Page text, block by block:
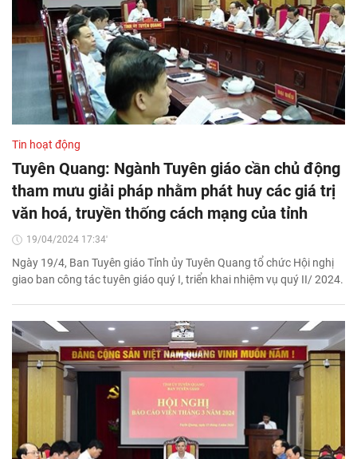
Tin hoạt động
Tuyên Quang: Ngành Tuyên giáo cần chủ động
tham mưu giải pháp nhằm phát huy các giá trị
văn hoá, truyền thống cách mạng của tỉnh
19/04/2024 17:34'
Ngày 19/4, Ban Tuyên giáo Tỉnh ủy Tuyên Quang tổ chức Hội nghị
giao ban công tác tuyên giáo quý I, triển khai nhiệm vụ quý II/ 2024.